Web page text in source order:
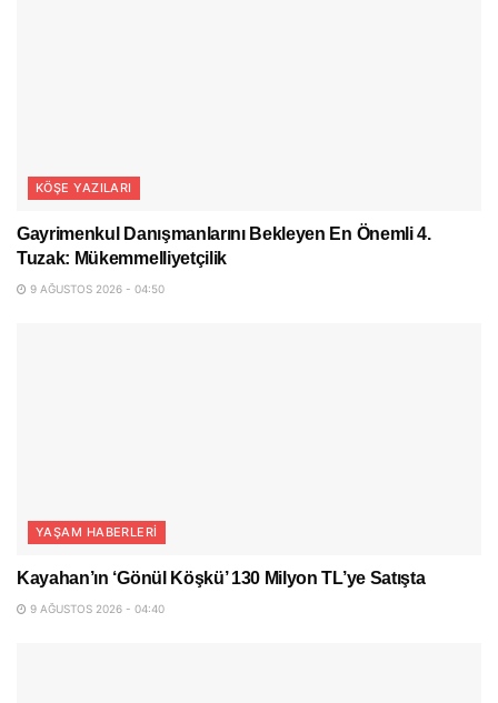
KÖŞE YAZILARI
Gayrimenkul Danışmanlarını Bekleyen En Önemli 4.
Tuzak: Mükemmelliyetçilik
9 AĞUSTOS 2026 - 04:50
YAŞAM HABERLERI
Kayahan’ın ‘Gönül Köşkü’ 130 Milyon TL’ye Satışta
9 AĞUSTOS 2026 - 04:40